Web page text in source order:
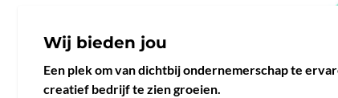
Wij bieden jou
Een plek om van dichtbij ondernemerschap te
creatief bedrijf te zien groeien.